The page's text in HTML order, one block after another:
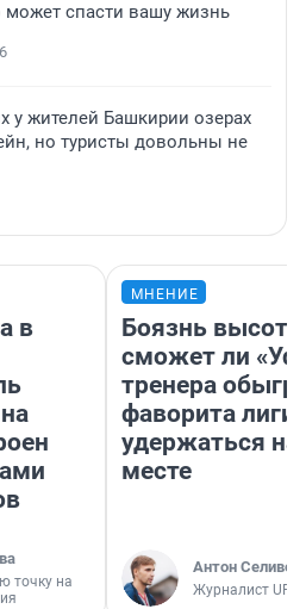
может спасти вашу жизнь
у жителей Башкирии озерах
но туристы довольны не
в
точку на
МНЕНИЕ
Боязнь
сможет ли
тренера
фаворита лиги
удержаться
месте
Антон
Журналист